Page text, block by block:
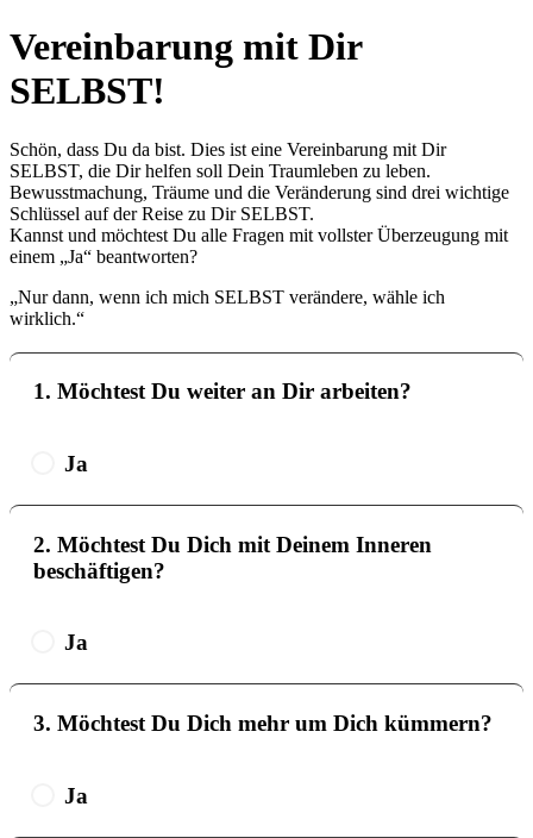
Vereinbarung mit Dir
SELBST!
Schön, dass Du da bist. Dies ist eine Vereinbarung mit Dir
SELBST, die Dir helfen soll Dein Traumleben zu leben.
Bewusstmachung, Träume und die Veränderung sind drei wichtige
Schlüssel auf der Reise zu Dir SELBST.
Kannst und möchtest Du alle Fragen mit vollster Überzeugung mit
einem „Ja“ beantworten?
„Nur dann, wenn ich mich SELBST verändere, wähle ich
wirklich.“
1. Möchtest Du weiter an Dir arbeiten?
Ja
2. Möchtest Du Dich mit Deinem Inneren
beschäftigen?
Ja
3. Möchtest Du Dich mehr um Dich kümmern?
Ja